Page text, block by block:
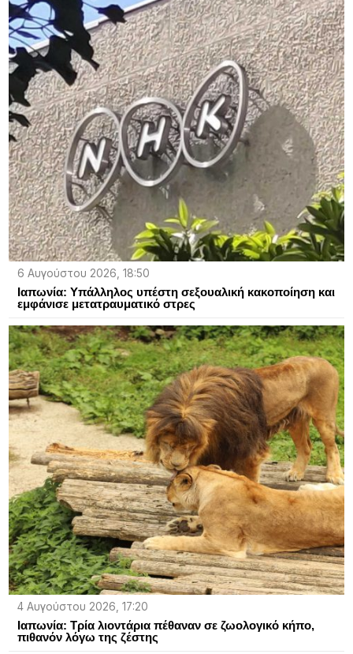
6 Αυγούστου 2026, 18:50
Ιαπωνία: Υπάλληλος υπέστη σεξουαλική κακοποίηση και
εμφάνισε μετατραυματικό στρες
4 Αυγούστου 2026, 17:20
Ιαπωνία: Τρία λιοντάρια πέθαναν σε ζωολογικό κήπο,
πιθανόν λόγω της ζέστης